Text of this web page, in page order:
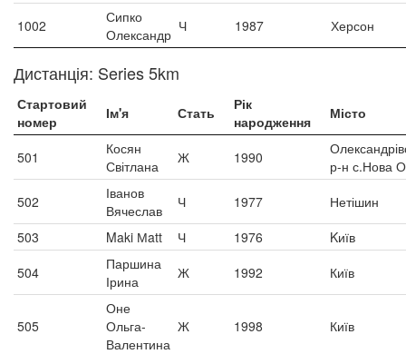
1002
Сипко
Олександр Ч 1987 Херсон
Дистанція: Series 5km
Стартовий
номер
Ім'я Стать
Рік
народження
Місто
501
Косян
Світлана
Ж 1990
р-н с.Нова
502
Іванов
Вячеслав
Ч 1977
Нетішин
503
Maki Мatt Ч 1976
Kиїв
504
Паршина
Ірина
Ж 1992 Київ
505
Оне
Ольга-
Валентина
Ж 1998 Київ